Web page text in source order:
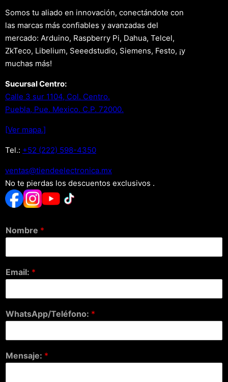
Somos tu aliado en innovación, conectándote con
las marcas más confiables y avanzadas del
mercado: Arduino, Raspberry Pi, Dahua, Telcel,
ZkTeco, Libelium, Seeedstudio, Siemens, Festo, ¡y
muchas más!
Sucursal Centro:
Calle 3 sur 1104, Col. Centro.
Puebla, Pue. Mexico. C.P. 72000.
[Ver mapa.]
Tel.: +52 (222) 598-4350
xm.acinortceleedneit@satnev
No te pierdas los descuentos exclusivos .
Nombre *
Email: *
WhatsApp/Teléfono: *
Mensaje: *